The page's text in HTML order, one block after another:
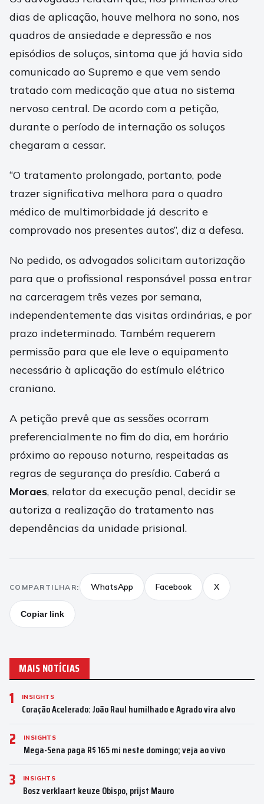
dias de aplicação, houve melhora no sono, nos
quadros de ansiedade e depressão e nos
episódios de soluços, sintoma que já havia sido
comunicado ao Supremo e que vem sendo
tratado com medicação que atua no sistema
nervoso central. De acordo com a petição,
durante o período de internação os soluços
chegaram a cessar.
“O tratamento prolongado, portanto, pode
trazer significativa melhora para o quadro
médico de multimorbidade já descrito e
comprovado nos presentes autos”, diz a defesa.
No pedido, os advogados solicitam autorização
para que o profissional responsável possa entrar
na carceragem três vezes por semana,
independentemente das visitas ordinárias, e por
prazo indeterminado. Também requerem
permissão para que ele leve o equipamento
necessário à aplicação do estímulo elétrico
craniano.
A petição prevê que as sessões ocorram
preferencialmente no fim do dia, em horário
próximo ao repouso noturno, respeitadas as
regras de segurança do presídio. Caberá a
Moraes, relator da execução penal, decidir se
autoriza a realização do tratamento nas
dependências da unidade prisional.
COMPARTILHAR: WhatsApp Facebook X
Copiar link
MAIS NOTÍCIAS
1 INSIGHTS
Coração Acelerado: João Raul humilhado e Agrado vira alvo
2 INSIGHTS
Mega-Sena paga R$ 165 mi neste domingo; veja ao vivo
3 INSIGHTS
Bosz verklaart keuze Obispo, prijst Mauro